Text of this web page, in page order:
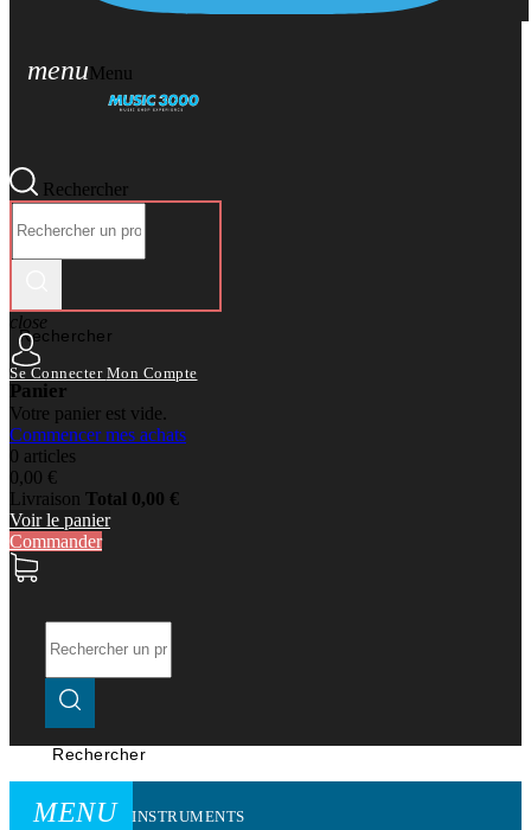
menuMenu
Rechercher
Rechercher
close
Se Connecter Mon Compte
Panier
Votre panier est vide.
Commencer mes achats
0 articles
0,00 €
Livraison Total 0,00 €
Voir le panier
Commander
Rechercher
MENU INSTRUMENTS